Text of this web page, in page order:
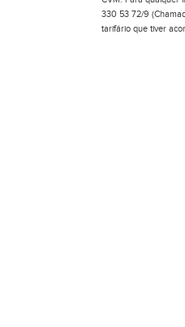
330 53 72/9
tarifário que tiver